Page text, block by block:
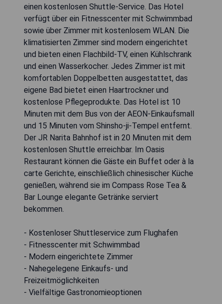
einen kostenlosen Shuttle-Service. Das Hotel
verfügt über ein Fitnesscenter mit Schwimmbad
sowie über Zimmer mit kostenlosem WLAN. Die
klimatisierten Zimmer sind modern eingerichtet
und bieten einen Flachbild-TV, einen Kühlschrank
und einen Wasserkocher. Jedes Zimmer ist mit
komfortablen Doppelbetten ausgestattet, das
eigene Bad bietet einen Haartrockner und
kostenlose Pflegeprodukte. Das Hotel ist 10
Minuten mit dem Bus von der AEON-Einkaufsmall
und 15 Minuten vom Shinsho-ji-Tempel entfernt.
Der JR Narita Bahnhof ist in 20 Minuten mit dem
kostenlosen Shuttle erreichbar. Im Oasis
Restaurant können die Gäste ein Buffet oder à la
carte Gerichte, einschließlich chinesischer Küche
genießen, während sie im Compass Rose Tea &
Bar Lounge elegante Getränke serviert
bekommen.
- Kostenloser Shuttleservice zum Flughafen
- Fitnesscenter mit Schwimmbad
- Modern eingerichtete Zimmer
- Nahegelegene Einkaufs- und
Freizeitmöglichkeiten
- Vielfältige Gastronomieoptionen